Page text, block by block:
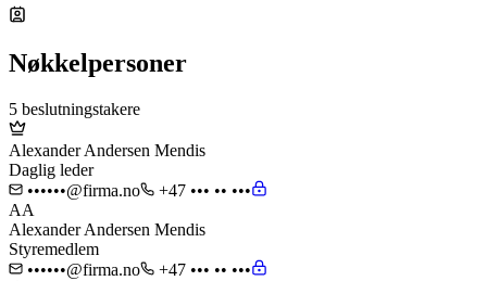
Nøkkelpersoner
5 beslutningstakere
Alexander Andersen Mendis
Daglig leder
••••••@firma.no
+47 ••• •• •••
AA
Alexander Andersen Mendis
Styremedlem
••••••@firma.no
+47 ••• •• •••